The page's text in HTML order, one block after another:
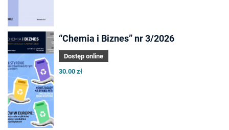
“Chemia i Biznes” nr 3/2026
Dostęp online
30.00 zł